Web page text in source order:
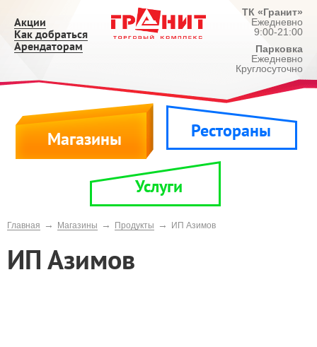
Акции
Как добраться
Арендаторам
ТК «Гранит»
Ежедневно
9:00-21:00
Парковка
Ежедневно
Круглосуточно
Магазины Рестораны
Услуги
Главная → Магазины → Продукты → ИП Азимов
ИП Азимов